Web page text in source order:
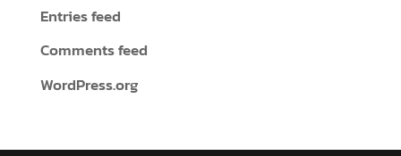
Entries feed
Comments feed
WordPress.org